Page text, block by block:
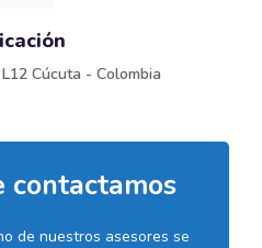
Cúcuta - Colombia
contactamos
de nuestros asesores se